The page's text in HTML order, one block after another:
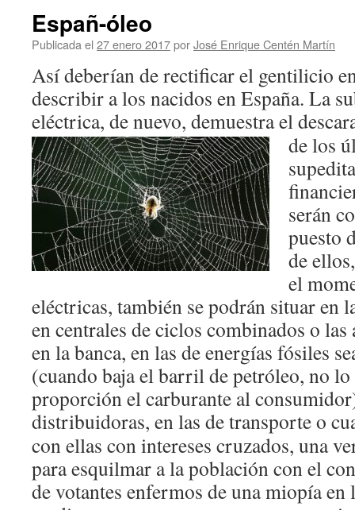
Españ-óleo
Publicada el 27 enero 2017porJosé Enrique Centén Martín
Así deberían de rectificar el gentilicio
describir a los nacidos en España. La
eléctrica, de nuevo, demuestra el
de los
serán
puesto
de
el
eléctricas, también se podrán situar en
en centrales de ciclos combinados o las
en la banca, en las de energías fósiles
(cuando baja el barril de petróleo, no lo
proporción el carburante al
distribuidoras, en las detransporte o
con ellas con intereses cruzados, una
para esquilmar a la población con el
de votantes enfermos de una miopía